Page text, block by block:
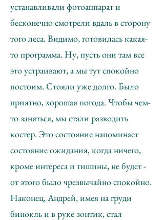
устанавливали фотоаппарат и
бесконечно смотрели вдаль в сторону
того леса. Видимо, готовилась какая-
то программа. Ну, пусть они там все
это устраивают, а мы тут спокойно
постоим. Стояли уже долго. Было
приятно, хорошая погода. Чтобы чем-
то заняться, мы стали разводить
костер. Это состояние напоминает
состояние ожидания, когда ничего,
кроме интереса и тишины, не будет -
от этого было чрезвычайно спокойно.
Наконец, Андрей, имея на груди
бинокль и в руке зонтик, стал